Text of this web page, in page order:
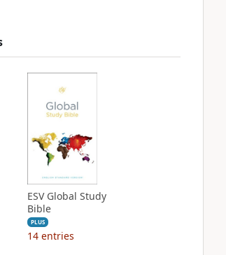
ESV Global Study
Bible
PLUS
14 entries